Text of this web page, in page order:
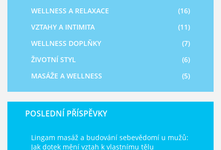
WELLNESS A RELAXACE
(16)
VZTAHY A INTIMITA
(11)
WELLNESS DOPLŇKY
(7)
ŽIVOTNÍ STYL
(6)
MASÁŽE A WELLNESS
(5)
POSLEDNÍ PŘÍSPĚVKY
Lingam masáž a budování sebevědomí u mužů:
Jak dotek mění vztah k vlastnímu tělu